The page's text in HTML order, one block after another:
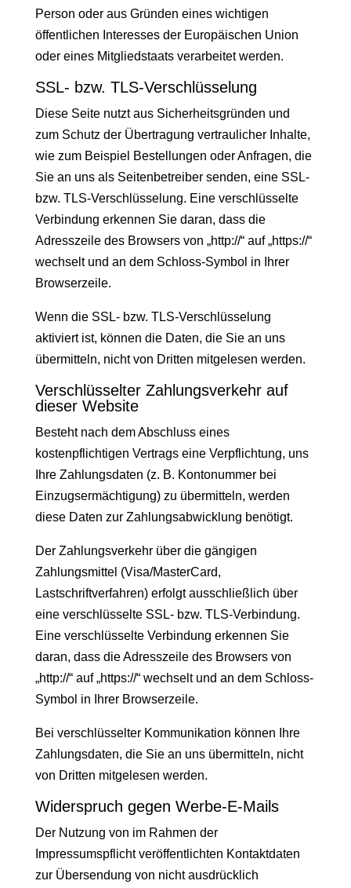
Person oder aus Gründen eines wichtigen
öffentlichen Interesses der Europäischen Union
oder eines Mitgliedstaats verarbeitet werden.
SSL- bzw. TLS-Verschlüsselung
Diese Seite nutzt aus Sicherheitsgründen und
zum Schutz der Übertragung vertraulicher Inhalte,
wie zum Beispiel Bestellungen oder Anfragen, die
Sie an uns als Seitenbetreiber senden, eine SSL-
bzw. TLS-Verschlüsselung. Eine verschlüsselte
Verbindung erkennen Sie daran, dass die
Adresszeile des Browsers von „http://“ auf „https://“
wechselt und an dem Schloss-Symbol in Ihrer
Browserzeile.
Wenn die SSL- bzw. TLS-Verschlüsselung
aktiviert ist, können die Daten, die Sie an uns
übermitteln, nicht von Dritten mitgelesen werden.
Verschlüsselter Zahlungsverkehr auf
dieser Website
Besteht nach dem Abschluss eines
kostenpflichtigen Vertrags eine Verpflichtung, uns
Ihre Zahlungsdaten (z. B. Kontonummer bei
Einzugsermächtigung) zu übermitteln, werden
diese Daten zur Zahlungsabwicklung benötigt.
Der Zahlungsverkehr über die gängigen
Zahlungsmittel (Visa/MasterCard,
Lastschriftverfahren) erfolgt ausschließlich über
eine verschlüsselte SSL- bzw. TLS-Verbindung.
Eine verschlüsselte Verbindung erkennen Sie
daran, dass die Adresszeile des Browsers von
„http://“ auf „https://“ wechselt und an dem Schloss-
Symbol in Ihrer Browserzeile.
Bei verschlüsselter Kommunikation können Ihre
Zahlungsdaten, die Sie an uns übermitteln, nicht
von Dritten mitgelesen werden.
Widerspruch gegen Werbe-E-Mails
Der Nutzung von im Rahmen der
Impressumspflicht veröffentlichten Kontaktdaten
zur Übersendung von nicht ausdrücklich